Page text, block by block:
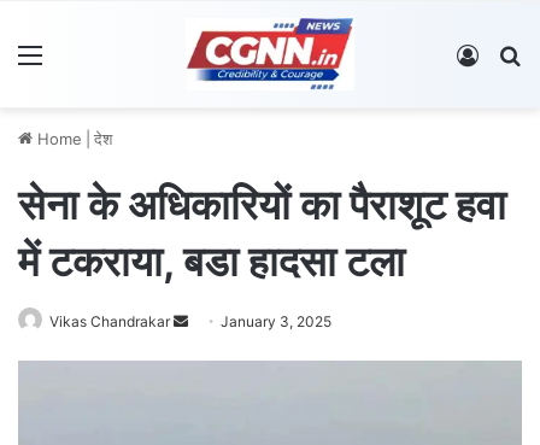
Log In
Home देश
सेना के अधिकारियों का पैराशूट हवा
में टकराया, बडा हादसा टला
Vikas Chandrakar January 3, 2025